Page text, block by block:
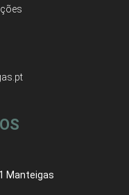
Manteigas